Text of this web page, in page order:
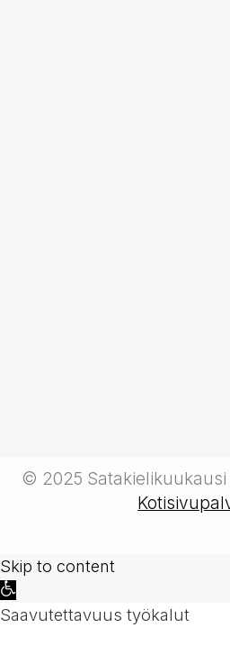
© 2025
Skip to content
Open
toolbar
Saavutettavuus työkalut